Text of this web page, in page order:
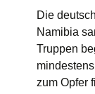
Die
Namibia
Truppen
zum Opfer